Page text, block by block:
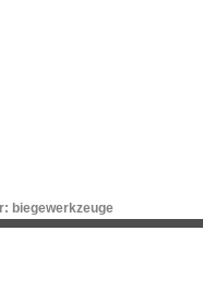
biegewerkzeuge